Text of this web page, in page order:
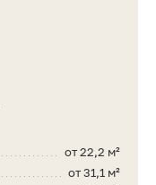
от 22,2 м²
от 31,1 м²